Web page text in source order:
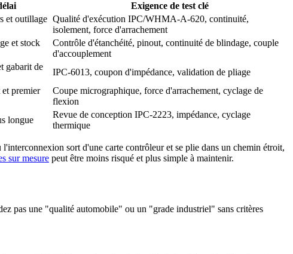
Exigence de test clé
et outillage Qualité d'exécution IPC/WHMA-A-620, continuité,
isolement, force d'arrachement
et stock
Contrôle d'étanchéité, pinout, continuité de blindage, couple
d'accouplement
gabarit de
IPC-6013, coupon d'impédance, validation de pliage
premier
Coupe micrographique, force d'arrachement, cyclage de
flexion
longue
Revue de conception IPC-2223, impédance, cyclage
thermique
sort d'une carte contrôleur et se plie dans un chemin étroit,
sur mesure peut être moins risqué et plus simple à maintenir.
pas une "qualité automobile" ou un "grade industriel" sans critères